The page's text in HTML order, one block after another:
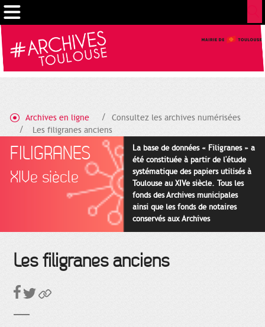
Archives en ligne
Consultez les archives numérisées
Les filigranes anciens
FILIGRANES
XIVe siècle
La base de données « Filigranes » a
été constituée à partir de l'étude
systématique des papiers utilisés à
Toulouse au XIVe siècle. Tous les
fonds des Archives municipales
ainsi que les fonds de notaires
conservés aux Archives
départementales pour cette
Les filigranes anciens
Cookies management panel